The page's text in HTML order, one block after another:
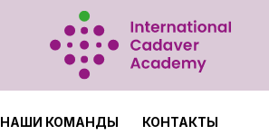
НАШИ КОМАНДЫ КОНТАКТЫ